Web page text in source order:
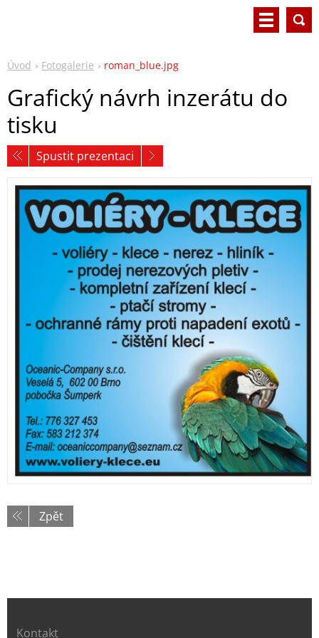
Úvod Fotogalerie roman_blue.jpg
Grafický návrh inzerátu do
tisku
Spustit prezentaci
Zpět
Kontakt